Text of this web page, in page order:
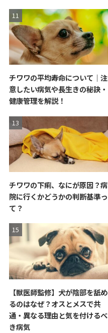
チワワの平均寿命について｜注
意したい病気や長生きの秘訣・
健康管理を解説！
チワワの下痢、なにが原因？病
院に行くかどうかの判断基準っ
て？
【獣医師監修】犬が陰部を舐め
るのはなぜ？オスとメスで共
通・異なる理由と気を付けるべ
き病気